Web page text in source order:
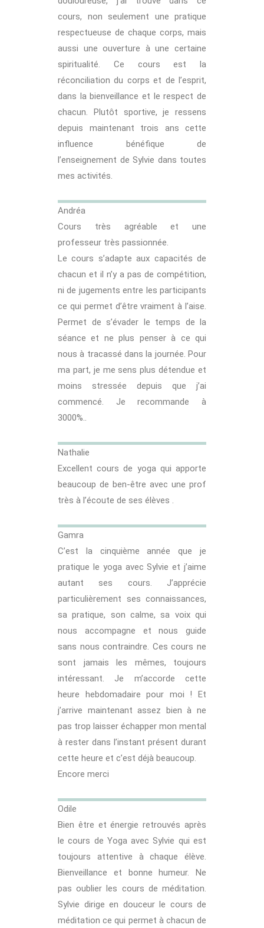
cours, non seulement une pratique
respectueuse de chaque corps, mais
aussi une ouverture à une certaine
spiritualité. Ce cours est la
réconciliation du corps et de l’esprit,
dans la bienveillance et le respect de
chacun. Plutôt sportive, je ressens
depuis maintenant trois ans cette
influence bénéfique de
l’enseignement de Sylvie dans toutes
mes activités.
Andréa
Cours très agréable et une
professeur très passionnée.
Le cours s’adapte aux capacités de
chacun et il n’y a pas de compétition,
ni de jugements entre les participants
ce qui permet d’être vraiment à l’aise.
Permet de s’évader le temps de la
séance et ne plus penser à ce qui
nous à tracassé dans la journée. Pour
ma part, je me sens plus détendue et
moins stressée depuis que j’ai
commencé. Je recommande à
3000%..
Nathalie
Excellent cours de yoga qui apporte
beaucoup de ben-être avec une prof
très à l’écoute de ses élèves .
Gamra
C’est la cinquième année que je
pratique le yoga avec Sylvie et j’aime
autant ses cours. J’apprécie
particulièrement ses connaissances,
sa pratique, son calme, sa voix qui
nous accompagne et nous guide
sans nous contraindre. Ces cours ne
sont jamais les mêmes, toujours
intéressant. Je m’accorde cette
heure hebdomadaire pour moi ! Et
j’arrive maintenant assez bien à ne
pas trop laisser échapper mon mental
à rester dans l’instant présent durant
cette heure et c’est déjà beaucoup.
Encore merci
Odile
Bien être et énergie retrouvés après
le cours de Yoga avec Sylvie qui est
toujours attentive à chaque élève.
Bienveillance et bonne humeur. Ne
pas oublier les cours de méditation.
Sylvie dirige en douceur le cours de
méditation ce qui permet à chacun de